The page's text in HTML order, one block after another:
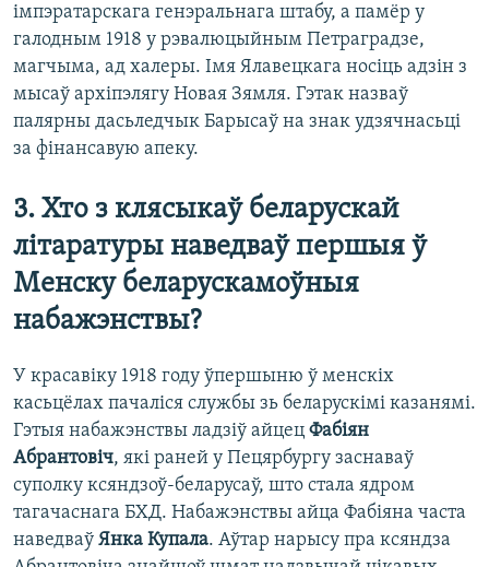
імпэратарскага генэральнага штабу, а памёр у
галодным 1918 у рэвалюцыйным Петраградзе,
магчыма, ад халеры. Імя Ялавецкага носіць адзін з
мысаў архіпэлягу Новая Зямля. Гэтак назваў
палярны дасьледчык Барысаў на знак удзячнасьці
за фінансавую апеку.
3. Хто з клясыкаў беларускай
літаратуры наведваў першыя ў
Менску беларускамоўныя
набажэнствы?
У красавіку 1918 году ўпершыню ў менскіх
касьцёлах пачаліся службы зь беларускімі казанямі.
Гэтыя набажэнствы ладзіў айцец Фабіян
Абрантовіч, які раней у Пецярбургу заснаваў
суполку ксяндзоў-беларусаў, што стала ядром
тагачаснага БХД. Набажэнствы айца Фабіяна часта
наведваў Янка Купала. Аўтар нарысу пра ксяндза